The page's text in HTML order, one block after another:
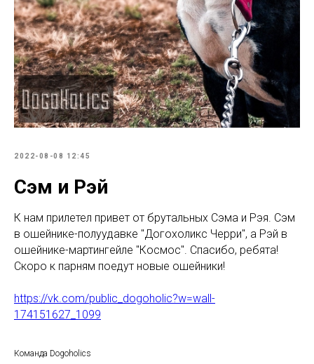
2022-08-08 12:45
Сэм и Рэй
К нам прилетел привет от брутальных Сэма и Рэя. Сэм
в ошейнике-полуудавке "Догохоликс Черри", а Рэй в
ошейнике-мартингейле "Космос". Спасибо, ребята!
Скоро к парням поедут новые ошейники!
https://vk.com/public_dogoholic?w=wall-
174151627_1099
Команда Dogoholics